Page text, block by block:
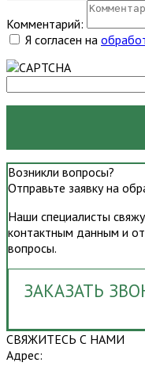
Комментарий:
Я согласен на
Возникли вопросы?
Отправьте заявку на
Наши специалисты
контактным данным и
вопросы.
ЗАКАЗАТЬ
СВЯЖИТЕСЬ С НАМИ
Адрес: